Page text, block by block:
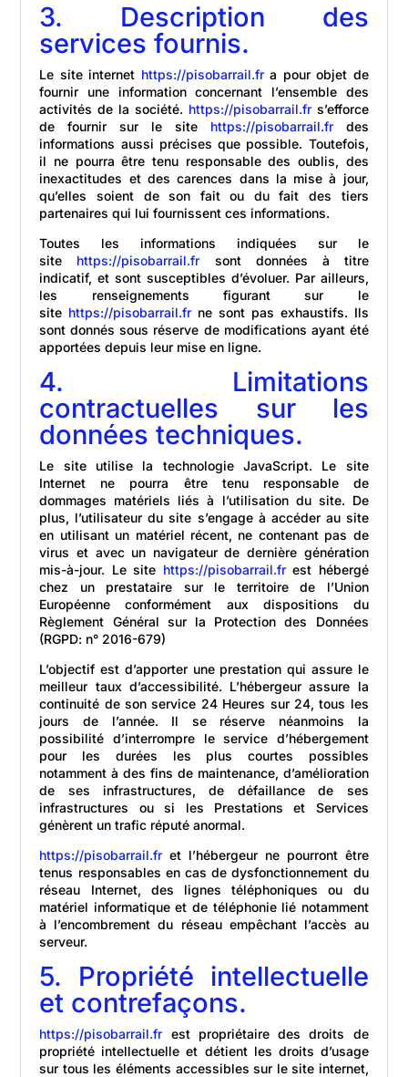
3. Description des
services fournis.
Le site internet https://pisobarrail.fr a pour objet de
fournir une information concernant l’ensemble des
activités de la société. https://pisobarrail.fr s’efforce
de fournir sur le site
https://pisobarrail.fr
des
informations aussi précises que possible. Toutefois,
il ne pourra être tenu responsable des oublis, des
inexactitudes et des carences dans la mise à jour,
qu’elles soient de son fait ou du fait des tiers
partenaires qui lui fournissent ces informations.
Toutes les informations indiquées sur le
site
https://pisobarrail.fr
sont données à titre
indicatif, et sont susceptibles d’évoluer. Par ailleurs,
les renseignements figurant sur le
site https://pisobarrail.fr ne sont pas exhaustifs. Ils
sont donnés sous réserve de modifications ayant été
apportées depuis leur mise en ligne.
4. Limitations
contractuelles sur les
données techniques.
Le site utilise la technologie JavaScript. Le site
Internet ne pourra être tenu responsable de
dommages matériels liés à l’utilisation du site. De
plus, l’utilisateur du site s’engage à accéder au site
en utilisant un matériel récent, ne contenant pas de
virus et avec un navigateur de dernière génération
mis-à-jour. Le site https://pisobarrail.fr est hébergé
chez un prestataire sur le territoire de l’Union
Européenne conformément aux dispositions du
Règlement Général sur la Protection des Données
(RGPD: n° 2016-679)
L’objectif est d’apporter une prestation qui assure le
meilleur taux d’accessibilité. L’hébergeur assure la
continuité de son service 24 Heures sur 24, tous les
jours de l’année. Il se réserve néanmoins la
possibilité d’interrompre le service d’hébergement
pour les durées les plus courtes possibles
notamment à des fins de maintenance, d’amélioration
de ses infrastructures, de défaillance de ses
infrastructures ou si les Prestations et Services
génèrent un trafic réputé anormal.
https://pisobarrail.fr et l’hébergeur ne pourront être
tenus responsables en cas de dysfonctionnement du
réseau Internet, des lignes téléphoniques ou du
matériel informatique et de téléphonie lié notamment
à l’encombrement du réseau empêchant l’accès au
serveur.
5. Propriété intellectuelle
et contrefaçons.
https://pisobarrail.fr est propriétaire des droits de
propriété intellectuelle et détient les droits d’usage
sur tous les éléments accessibles sur le site internet,